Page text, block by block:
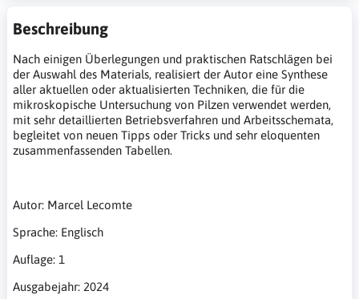
Beschreibung
Nach einigen Überlegungen und praktischen Ratschlägen bei
der Auswahl des Materials, realisiert der Autor eine Synthese
aller aktuellen oder aktualisierten Techniken, die für die
mikroskopische Untersuchung von Pilzen verwendet werden,
mit sehr detaillierten Betriebsverfahren und Arbeitsschemata,
begleitet von neuen Tipps oder Tricks und sehr eloquenten
zusammenfassenden Tabellen.
Autor: Marcel Lecomte
Sprache: Englisch
Auflage: 1
Ausgabejahr: 2024